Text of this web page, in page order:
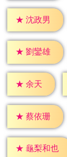
★ 沈政男
★ 劉鑾雄
★ 余天
★ 蔡依珊
★ 龜梨和也